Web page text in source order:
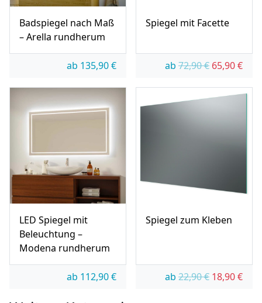
Badspiegel nach Maß
– Arella rundherum
ab 135,90€
Spiegel mit Facette
ab 72,90€ 65,90€
LED Spiegel mit
Beleuchtung –
Modena rundherum
ab 112,90€
Spiegel zum Kleben
ab 22,90€ 18,90€